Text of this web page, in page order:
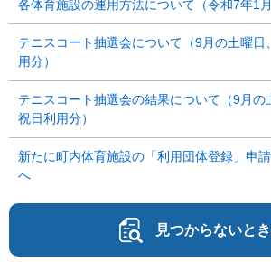
各体育施設の運用方法について（令和7年1月
テニスコート抽選会について（9月の土曜日
用分）
テニスコート抽選会の結果について（9月の
祝日利用分）
新たに町内体育施設の「利用団体登録」申
へ
見つからないと